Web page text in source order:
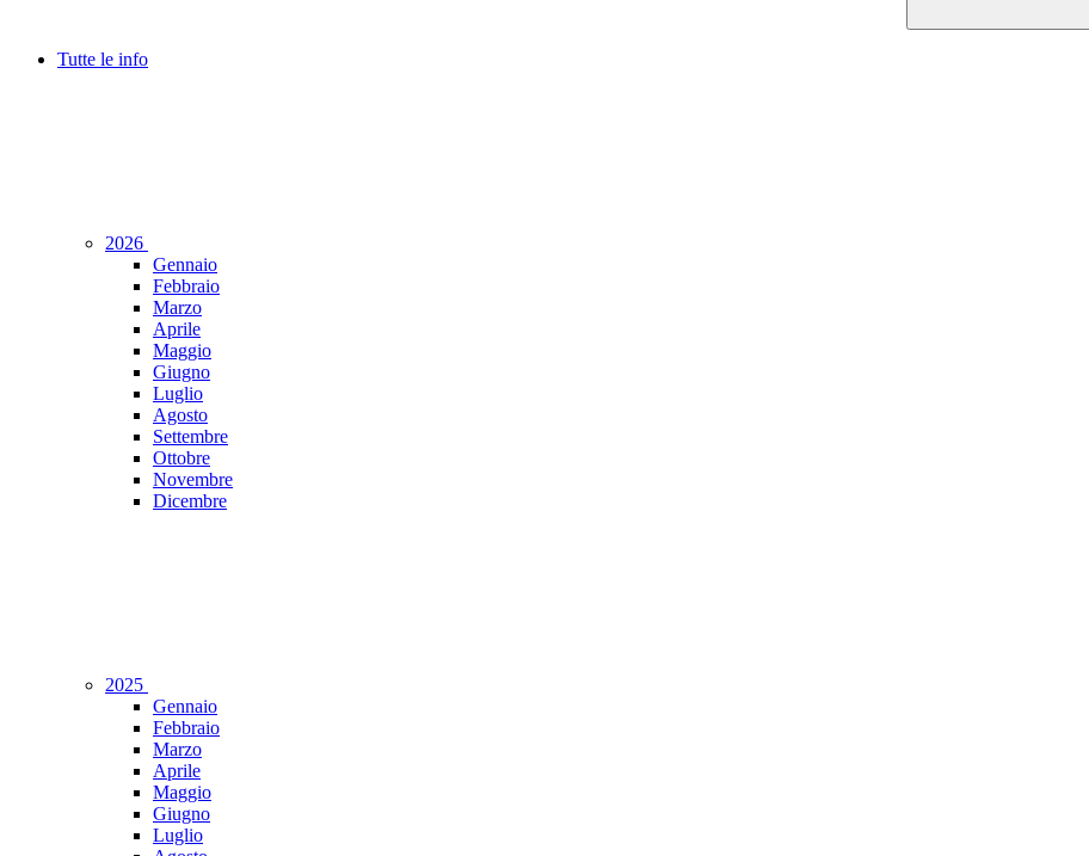
Tutte le info
2026
Gennaio
Febbraio
Marzo
Aprile
Maggio
Giugno
Luglio
Agosto
Settembre
Ottobre
Novembre
Dicembre
2025
Gennaio
Febbraio
Marzo
Aprile
Maggio
Giugno
Luglio